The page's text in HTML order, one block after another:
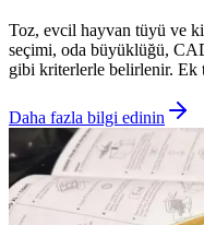
Toz, evcil hayvan tüyü ve
seçimi, oda büyüklüğü,
gibi kriterlerle belirlenir. Ek
Daha fazla bilgi edinin